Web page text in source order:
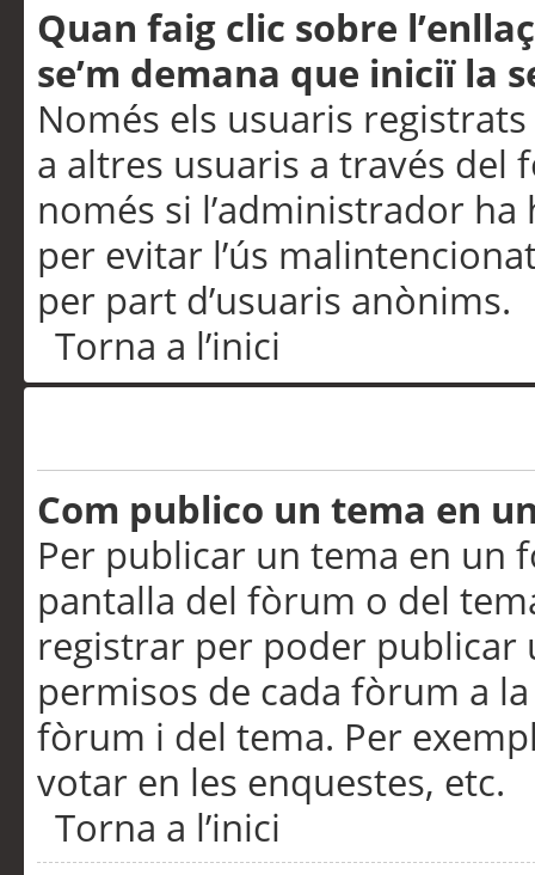
Quan faig clic sobre
se’m demana que iniciï la
Només els usuaris
a altres usuaris a través
només si l’administrador
per evitar l’ús
per part d’usuaris anònims.
Torna a l’inici
Com publico un tema en
Per publicar un tema en un
pantalla del fòrum o del
registrar per poder publicar
permisos de cada fòrum a
fòrum i del tema. Per
votar en les enquestes, etc.
Torna a l’inici